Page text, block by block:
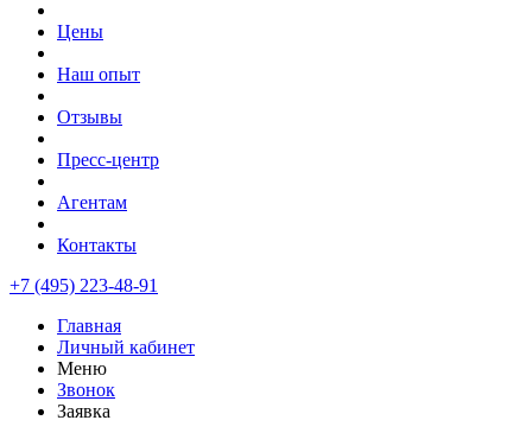
Цены
Наш опыт
Отзывы
Пресс-центр
Агентам
Контакты
+7 (495) 223-48-91
Главная
Личный кабинет
Меню
Звонок
Заявка